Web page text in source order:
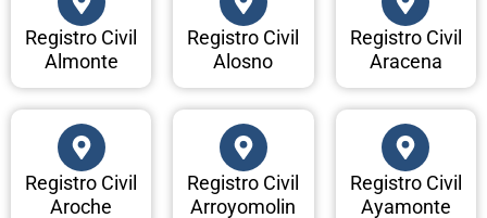
Registro Civil
Almonte
Registro Civil
Alosno
Registro Civil
Aracena
Registro Civil
Aroche
Registro Civil
Arroyomolin
Registro Civil
Ayamonte